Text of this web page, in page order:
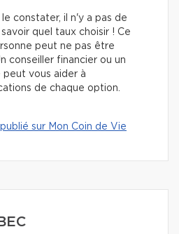
constater, il n'y a pas de
quel taux choisir ! Ce
peut ne pas être
conseiller financier ou un
vous aider à
de chaque option.
sur Mon Coin de Vie